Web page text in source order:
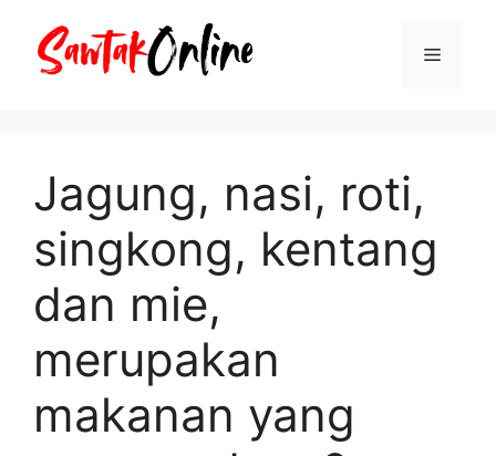
Menu
Jagung, nasi, roti,
singkong, kentang
dan mie,
merupakan
makanan yang